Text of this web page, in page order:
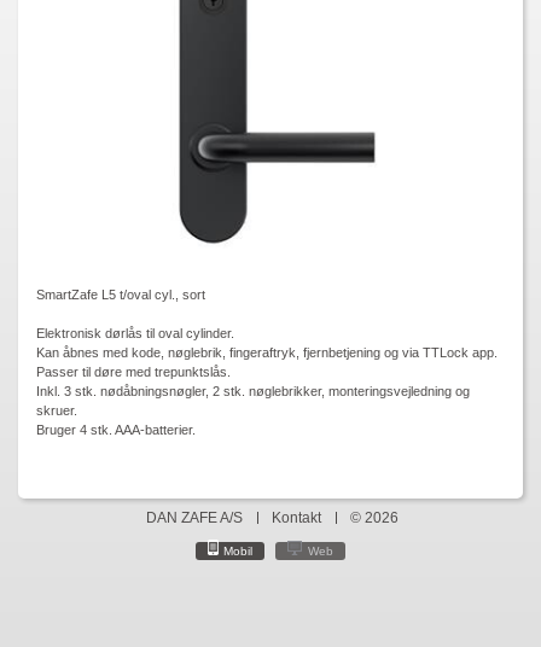
SmartZafe L5 t/oval cyl., sort
Elektronisk dørlås til oval cylinder.
Kan åbnes med kode, nøglebrik, fingeraftryk, fjernbetjening og via TTLock app.
Passer til døre med trepunktslås.
Inkl. 3 stk. nødåbningsnøgler, 2 stk. nøglebrikker, monteringsvejledning og
skruer.
Bruger 4 stk. AAA-batterier.
DAN ZAFE A/S Kontakt © 2026
Mobil Web